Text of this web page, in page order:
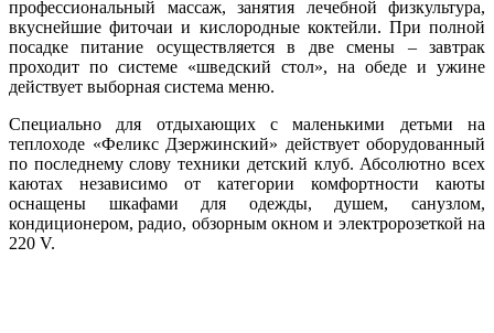
профессиональный массаж, занятия лечебной физкультура,
вкуснейшие фиточаи и кислородные коктейли. При полной
посадке питание осуществляется в две смены – завтрак
проходит по системе «шведский стол», на обеде и ужине
действует выборная система меню.
Специально для отдыхающих с маленькими детьми на
теплоходе «Феликс Дзержинский» действует оборудованный
по последнему слову техники детский клуб. Абсолютно всех
каютах независимо от категории комфортности каюты
оснащены шкафами для одежды, душем, санузлом,
кондиционером, радио, обзорным окном и электророзеткой на
220 V.